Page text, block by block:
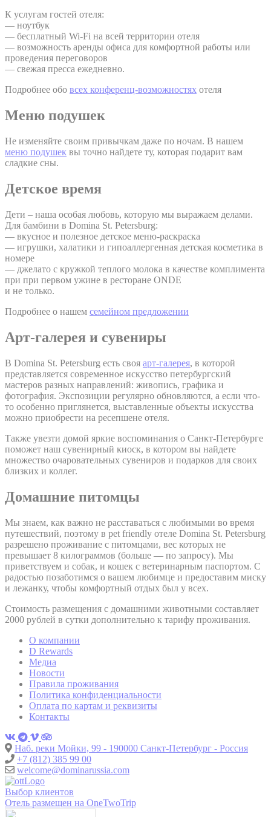
К услугам гостей отеля:
— ноутбук
— бесплатный Wi-Fi на всей территории отеля
— возможность аренды офиса для комфортной работы или
проведения переговоров
— свежая пресса ежедневно.
Подробнее обо всех конференц-возможностях отеля
Меню подушек
Не изменяйте своим привычкам даже по ночам. В нашем
меню подушек вы точно найдете ту, которая подарит вам
сладкие сны.
Детское время
Дети – наша особая любовь, которую мы выражаем делами.
Для бамбини в Domina St. Petersburg:
— вкусное и полезное детское меню-раскраска
— игрушки, халатики и гипоаллергенная детская косметика в
номере
— джелато с кружкой теплого молока в качестве комплимента
при при первом ужине в ресторане ONDE
и не только.
Подробнее о нашем семейном предложении
Арт-галерея и сувениры
В Domina St. Petersburg есть своя арт-галерея, в которой
представляется современное искусство петербургский
мастеров разных направлений: живопись, графика и
фотография. Экспозиции регулярно обновляются, а если что-
то особенно приглянется, выставленные объекты искусства
можно приобрести на ресепшене отеля.
Также увезти домой яркие воспоминания о Санкт-Петербурге
поможет наш сувенирный киоск, в котором вы найдете
множество очаровательных сувениров и подарков для своих
близких и коллег.
Домашние питомцы
Мы знаем, как важно не расставаться с любимыми во время
путешествий, поэтому в pet friendly отеле Domina St. Petersburg
разрешено проживание с питомцами, вес которых не
превышает 8 килограммов (больше — по запросу). Мы
приветствуем и собак, и кошек с ветеринарным паспортом. С
радостью позаботимся о вашем любимце и предоставим миску
и лежанку, чтобы комфортный отдых был у всех.
Стоимость размещения с домашними животными составляет
2000 рублей в сутки дополнительно к тарифу проживания.
О компании
D Rewards
Медиа
Новости
Правила проживания
Политика конфиденциальности
Оплата по картам и реквизиты
Контакты
Наб. реки Мойки, 99 - 190000 Санкт-Петербург - Россия
+7 (812) 385 99 00
welcome@dominarussia.com
Выбор клиентов
Отель размещен на OneTwoTrip